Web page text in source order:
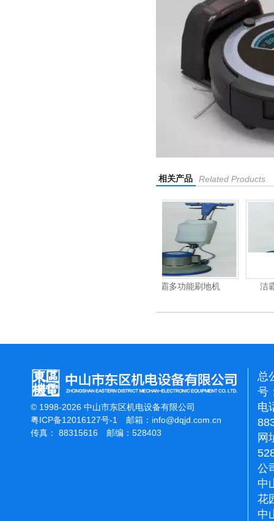
相关产品 Related Products
洁霸石面加重翻新机
© 1998-2026 中山市东区机电设备有限公司
粤ICP备12016127号-1
邮箱： info@dqjd.com.cn
传真： 88315616 邮编：528403
总
号
电
网
公
中
花
中